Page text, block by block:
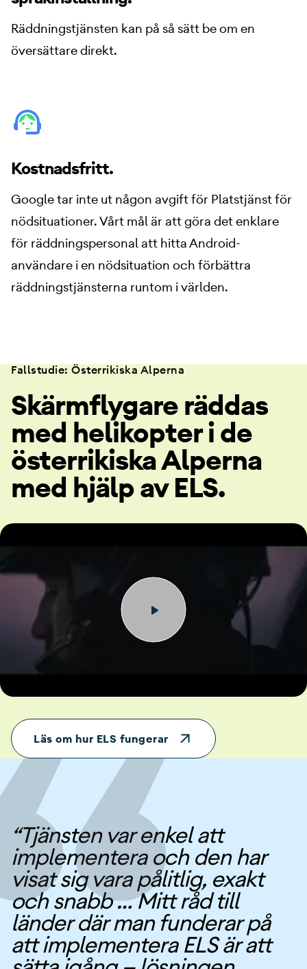
Räddningstjänsten kan på så sätt be om en
översättare direkt.
Kostnadsfritt.
Google tar inte ut någon avgift för Platstjänst för
nödsituationer. Vårt mål är att göra det enklare
för räddningspersonal att hitta Android-
användare i en nödsituation och förbättra
räddningstjänsterna runtom i världen.
Fallstudie: Österrikiska Alperna
Skärmflygare räddas
med helikopter i de
österrikiska Alperna
med hjälp av ELS.
Läs om hur ELS fungerar
“Tjänsten var enkel att
implementera och den har
visat sig vara pålitlig, exakt
och snabb … Mitt råd till
länder där man funderar på
att implementera ELS är att